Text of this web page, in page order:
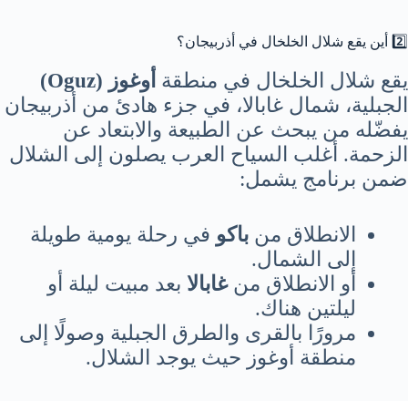
2️⃣ أين يقع شلال الخلخال في أذربيجان؟
يقع شلال الخلخال في منطقة أوغوز (Oguz)
الجبلية، شمال غابالا، في جزء هادئ من أذربيجان
يفضّله من يبحث عن الطبيعة والابتعاد عن
الزحمة. أغلب السياح العرب يصلون إلى الشلال
ضمن برنامج يشمل:
الانطلاق من باكو في رحلة يومية طويلة
إلى الشمال.
أو الانطلاق منغابالا بعد مبيت ليلة أو
ليلتين هناك.
مرورًا بالقرى والطرق الجبلية وصولًا إلى
منطقة أوغوز حيث يوجد الشلال.